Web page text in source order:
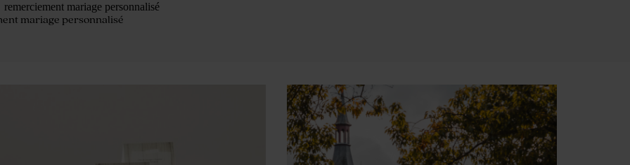
remerciement mariage personnalisé
mariage personnalisé